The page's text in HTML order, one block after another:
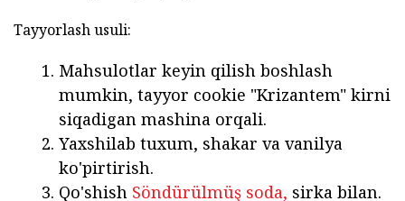
Tayyorlash usuli:
Mahsulotlar keyin qilish boshlash
mumkin, tayyor cookie "Krizantem" kirni
siqadigan mashina orqali.
Yaxshilab tuxum, shakar va vanilya
ko'pirtirish.
Qo'shish Söndürülmüş soda, sirka bilan.